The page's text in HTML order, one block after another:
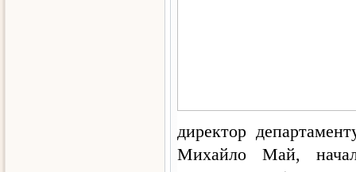
директор
Михайло Май,